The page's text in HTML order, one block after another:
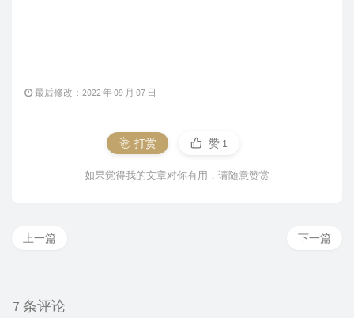
最后修改：2022 年 09 月 07 日
打赏 赞 1
如果觉得我的文章对你有用，请随意赞赏
下一篇
上一篇
7 条评论